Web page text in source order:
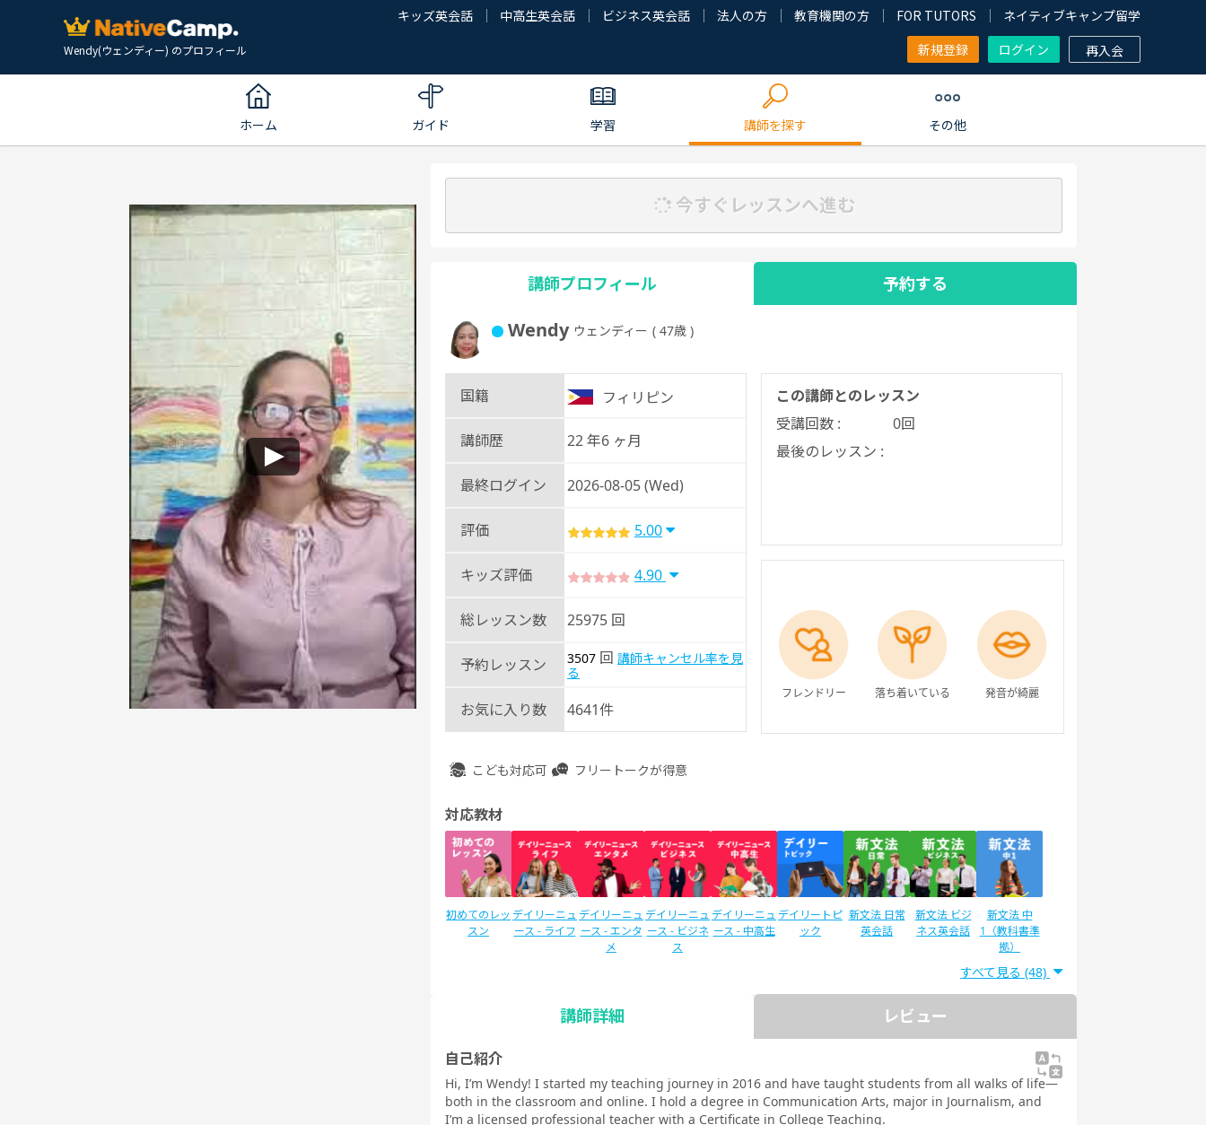
Wendy(ウェンディー) のプロフィール
キッズ英会話 中高生英会話 ビジネス英会話 法人の方 教育機関の方 FOR TUTORS
ネイティブキャンプ留学
新規登録
ログイン 再入会
ホーム ガイド 学習 講師を探す その他
今すぐレッスンへ進む
講師プロフィール 予約する
Wendy ウェンディー ( 47歳 )
国籍 フィリピン
講師歴 22 年6 ヶ月
最終ログイン 2026-08-05 (Wed)
評価 5.00
キッズ評価 4.90
総レッスン数 25975 回
予約レッスン 3507 回 講師キャンセル率を見
る
お気に入り数 4641件
この講師とのレッスン
受講回数 :
0回
最後のレッスン :
フレンドリー 落ち着いている 発音が綺麗
こども対応可 フリートークが得意
対応教材
初めてのレッ
スン
デイリーニュ
ース - ライフ
デイリーニュ
ース - エンタ
メ
デイリーニュ
ース - ビジネ
ス
デイリーニュ
ース - 中高生
デイリートピ
ック
新文法 日常
英会話
新文法 ビジ
ネス英会話
新文法 中
1（教科書準
拠）
2（教科書準
拠）
Callan for
スタディサプ
コース Daily
教材
スタディサプ
コース Daily
教材
英検®二次試 IELTSスピー
キング対策
すべて見る (48)
講師詳細 レビュー
自己紹介
Hi, I’m Wendy! I started my teaching journey in 2016 and have taught students from all walks of life—
both in the classroom and online. I hold a degree in Communication Arts, major in Journalism, and
I’m a licensed professional teacher with a Certificate in College Teaching.